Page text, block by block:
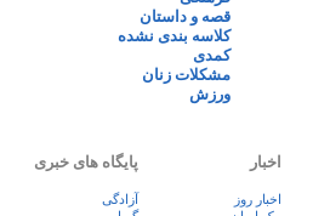
قصه و داستان
کلاسه بندی نشده
کمدی
مشکلات زنان
ورزش
اخبار
اخبار روز
پایگاه های خبری
آزادگی